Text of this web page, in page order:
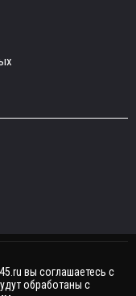
вы соглашаетесь с
обработаны с